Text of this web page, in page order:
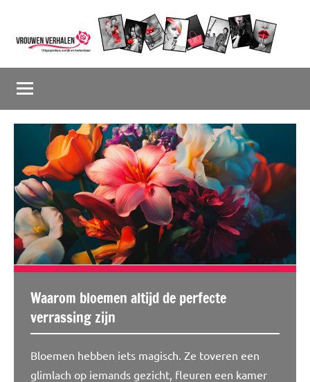
inhoud
springen
Vrouwenverhalen
en
herkenbaar
Waarom bloemen altijd de perfecte
verrassing zijn
Bloemen hebben iets magisch. Ze toveren een
glimlach op iemands gezicht, fleuren een kamer